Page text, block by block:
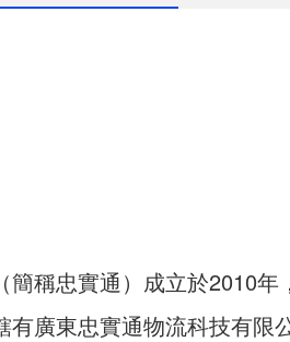
簡稱忠實通）成立於2010年
有廣東忠實通物流科技有限